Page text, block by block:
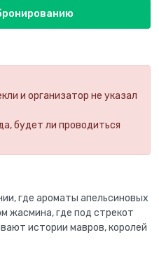
и организатор не указал
будет ли проводиться
где ароматы апельсиновых
жасмина, где под стрекот
истории мавров, королей